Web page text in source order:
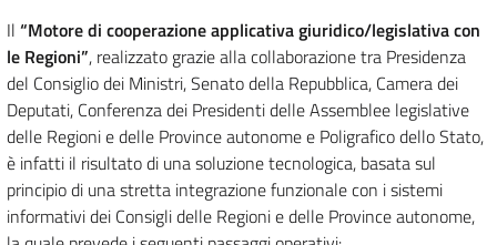
Il “Motore di cooperazione applicativa giuridico/legislativa con
le Regioni”, realizzato grazie alla collaborazione tra Presidenza
del Consiglio dei Ministri, Senato della Repubblica, Camera dei
Deputati, Conferenza dei Presidenti delle Assemblee legislative
delle Regioni e delle Province autonome e Poligrafico dello Stato,
è infatti il risultato di una soluzione tecnologica, basata sul
principio di una stretta integrazione funzionale con i sistemi
informativi dei Consigli delle Regioni e delle Province autonome,